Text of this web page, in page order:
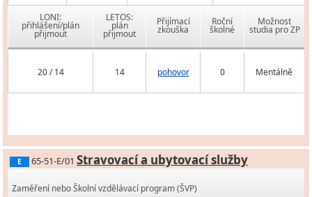
LONI:
přihlášení/plán
přijmout
LETOS:
plán
přijmout
Přijímací
zkouška
Roční
školné
Možnost
studia pro ZP
20 / 14 14 pohovor 0 Mentálně
E 65-51-E/01 Stravovací a ubytovací služby
Zaměření nebo Školní vzdělávací program (ŠVP)